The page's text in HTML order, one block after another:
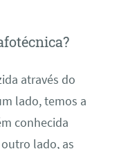
através do
lado, temos a
conhecida
lado, as